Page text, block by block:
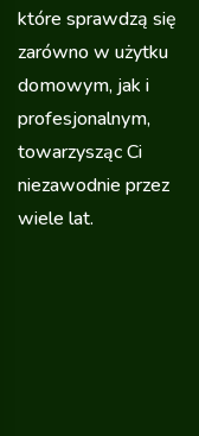
które sprawdzą się
zarówno w użytku
domowym, jak i
profesjonalnym,
towarzysząc Ci
niezawodnie przez
wiele lat.